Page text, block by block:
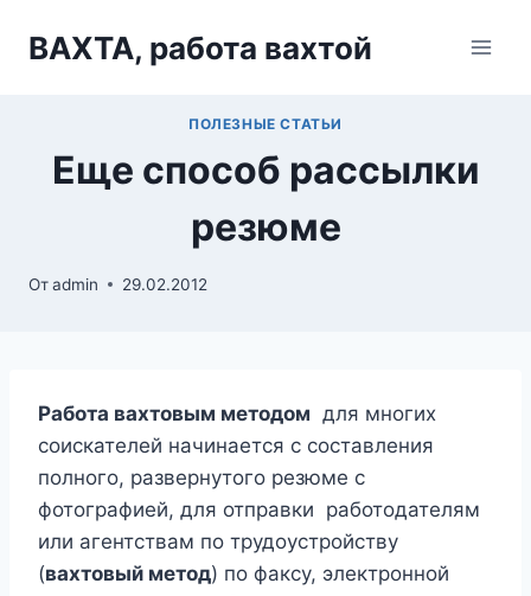
ВАХТА, работа вахтой
ПОЛЕЗНЫЕ СТАТЬИ
Еще способ рассылки
резюме
Отadmin 29.02.2012
Работа вахтовым методом для многих
соискателей начинается с составления
полного, развернутого резюме с
фотографией, для отправки работодателям
или агентствам по трудоустройству
(вахтовый метод) по факсу, электронной